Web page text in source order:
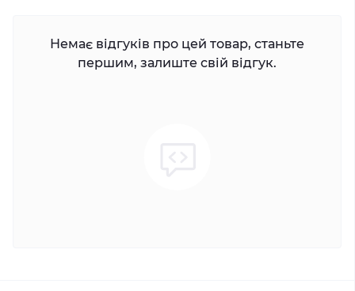
Немає відгуків про цей товар, станьте
першим, залиште свій відгук.